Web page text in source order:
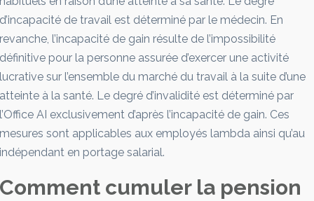
d’incapacité de travail est déterminé par le médecin. En
revanche, l’incapacité de gain résulte de l’impossibilité
définitive pour la personne assurée d’exercer une activité
lucrative sur l’ensemble du marché du travail à la suite d’une
atteinte à la santé. Le degré d’invalidité est déterminé par
l’Office AI exclusivement d’après l’incapacité de gain. Ces
mesures sont applicables aux employés lambda ainsi qu’au
indépendant en portage salarial.
Comment cumuler la pension